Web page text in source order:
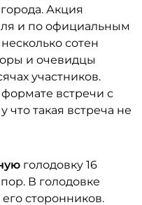
Акция
и по официальным
сотен
и очевидцы
участников.
встречи с
что такая встреча не
голодовку 16
В голодовке
сторонников.